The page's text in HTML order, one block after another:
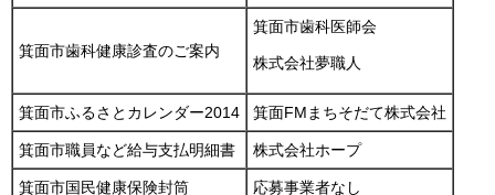
箕面市歯科健康診査のご案内
箕面市歯科医師会
株式会社夢職人
箕面市ふるさとカレンダー2014 箕面FMまちそだて株式会社
箕面市職員など給与支払明細書 株式会社ホープ
箕面市国民健康保険封筒 応募事業者なし